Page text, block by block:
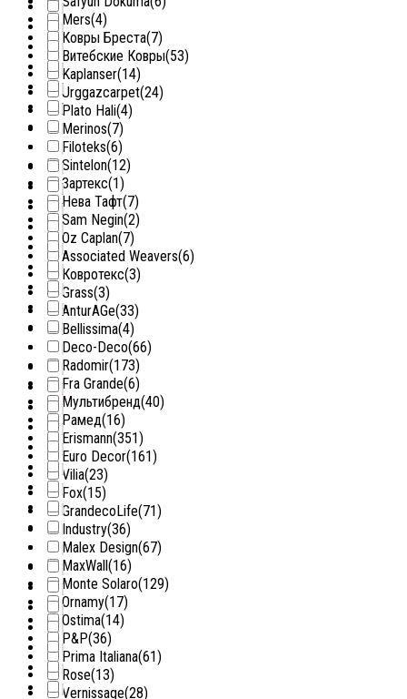
Mers(4)
Ковры Бреста(7)
Витебские Ковры(53)
Kaplanser(14)
Urggazcarpet(24)
Plato Hali(4)
Merinos(7)
Filoteks(6)
Sintelon(12)
Зартекс(1)
Нева Тафт(7)
Sam Negin(2)
Oz Caplan(7)
Associated Weavers(6)
Ковротекс(3)
Grass(3)
AnturAGe(33)
Bellissima(4)
Deco-Deco(66)
Radomir(173)
Fra Grande(6)
Мультибренд(40)
Рамед(16)
Erismann(351)
Euro Decor(161)
Vilia(23)
Fox(15)
GrandecoLife(71)
Industry(36)
Malex Design(67)
MaxWall (16)
Monte Solaro(129)
Ornamy(17)
Ostima(14)
P&P(36)
Prima Italiana(61)
Rose(13)
Vernissage(28)